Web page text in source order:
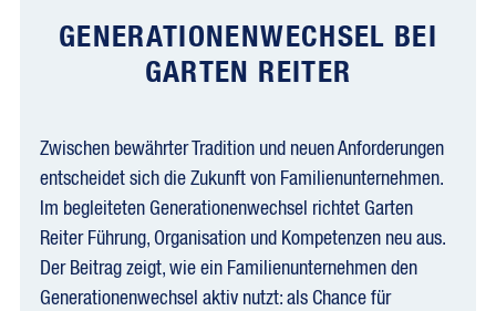
GENERATIONENWECHSEL BEI
GARTEN REITER
Zwischen bewährter Tradition und neuen Anforderungen
entscheidet sich die Zukunft von Familienunternehmen.
Im begleiteten Generationenwechsel richtet Garten
Reiter Führung, Organisation und Kompetenzen neu aus.
Der Beitrag zeigt, wie ein Familienunternehmen den
Generationenwechsel aktiv nutzt: als Chance für